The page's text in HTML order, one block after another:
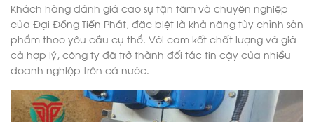
Khách hàng đánh giá cao sự tận tâm và chuyên nghiệp
của Đại Đồng Tiến Phát, đặc biệt là khả năng tùy chỉnh sản
phẩm theo yêu cầu cụ thể. Với cam kết chất lượng và giá
cả hợp lý, công ty đã trở thành đối tác tin cậy của nhiều
doanh nghiệp trên cả nước.